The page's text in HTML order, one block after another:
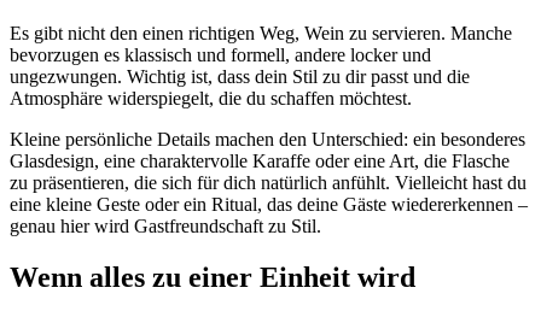
Es gibt nicht den einen richtigen Weg, Wein zu servieren. Manche
bevorzugen es klassisch und formell, andere locker und
ungezwungen. Wichtig ist, dass dein Stil zu dir passt und die
Atmosphäre widerspiegelt, die du schaffen möchtest.
Kleine persönliche Details machen den Unterschied: ein besonderes
Glasdesign, eine charaktervolle Karaffe oder eine Art, die Flasche
zu präsentieren, die sich für dich natürlich anfühlt. Vielleicht hast du
eine kleine Geste oder ein Ritual, das deine Gäste wiedererkennen –
genau hier wird Gastfreundschaft zu Stil.
Wenn alles zu einer Einheit wird